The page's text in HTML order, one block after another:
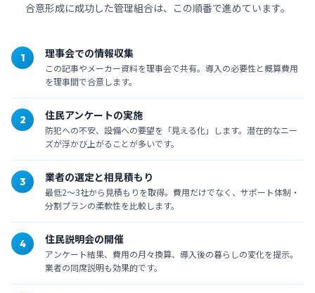
合意形成に成功した管理組合は、この順番で進めています。
1 理事会での情報収集
この記事やメーカー資料を理事会で共有。導入の必要性と概算費用
を理事間で合意します。
2 住民アンケートの実施
防犯への不安、設備への要望を「見える化」します。潜在的なニー
ズが浮かび上がることが多いです。
3 業者の選定と相見積もり
最低2〜3社から見積もりを取得。費用だけでなく、サポート体制・
分割プランの柔軟性を比較します。
4 住民説明会の開催
アンケート結果、費用の月々換算、導入後の暮らしの変化を提示。
業者の同席説明も効果的です。